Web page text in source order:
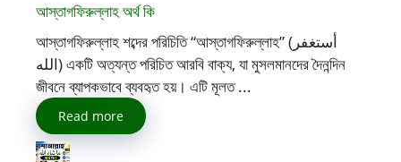
আস্তাগফিরুল্লাহ অর্থ কি
আস্তাগফিরুল্লাহ শব্দের পরিচিতি “আস্তাগফিরুল্লাহ” (أستغفر
الله) একটি অত্যন্ত পরিচিত আরবি বাক্য, যা মুসলমানদের দৈনন্দিন
জীবনে ব্যাপকভাবে ব্যবহৃত হয়। এটি মূলত ...
Read more